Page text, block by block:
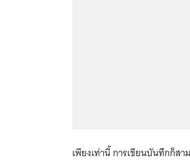
เพียงเท่านี้ การเขียนบันทึกก็